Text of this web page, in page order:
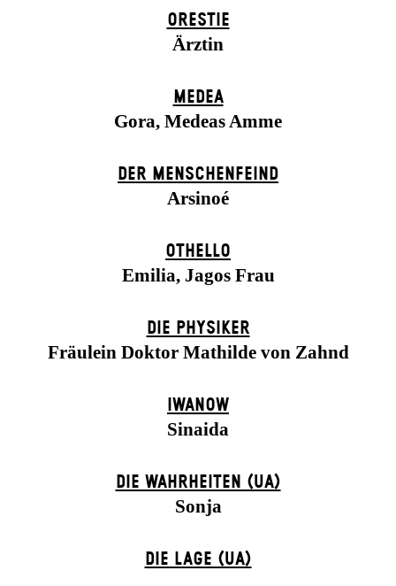
ORESTIE
Ärztin
MEDEA
Gora, Medeas Amme
DER MENSCHENFEIND
Arsinoé
OTHELLO
Emilia, Jagos Frau
DIE PHYSIKER
Fräulein Doktor Mathilde von Zahnd
IWANOW
Sinaida
DIE WAHRHEITEN (UA)
Sonja
DIE LAGE (UA)